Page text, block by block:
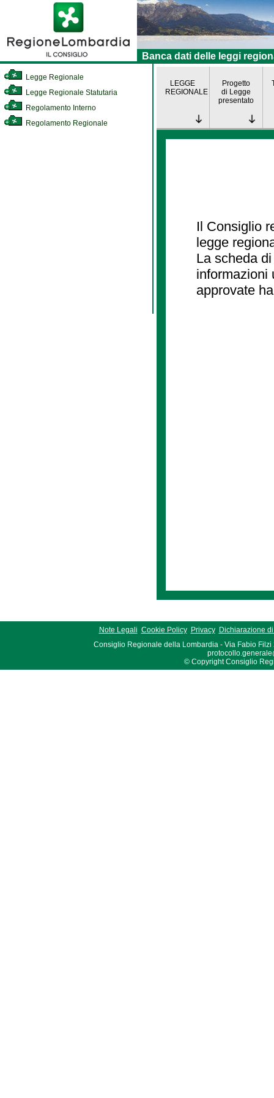
Banca dati delle leggi
Legge Regionale
Legge Regionale Statutaria
Regolamento Interno
Regolamento Regionale
LEGGE
REGIONALE
Progetto
di Legge
presentato
Il Consiglio
legge
La scheda
informazioni
approvate
Note Legali Cookie Policy Privacy
Dichiarazione
Consiglio Regionale della Lombardia - Via Fabio Filzi
© Copyright Consiglio